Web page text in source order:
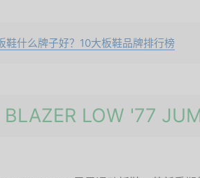
鞋什么牌子好？10大板鞋品牌排行榜
BLAZER LOW '77